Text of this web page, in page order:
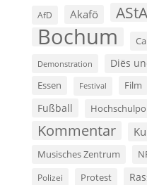
AfD Akafö AStA
Bochum
Demonstration Diës
Essen Festival Film
Fußball
Kommentar
Musisches Zentrum
Polizei Protest